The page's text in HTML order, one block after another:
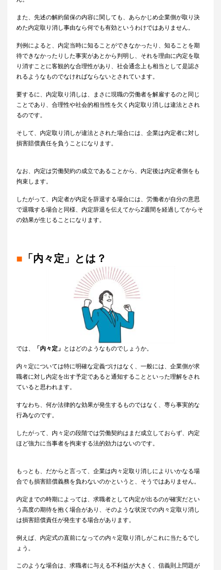
また、先述の解約留保の内容に関しても、あらかじめ企業側が取り決
めた内定取り消し事由なら何でも有効というわけではありません。
判例によると、内定当時に知ることができなかったり、知ることを期
待できなかったりした事実があとから判明し、それを理由に内定を取
り消すことに客観的な合理性があり、社会通念上も相当として是認さ
れるようなものでなければならないとされています。
要するに、内定取り消しは、まさに現職の労働者を解雇するのと同じ
ことであり、合理性や社会的相当性を欠く内定取り消しは違法とされ
るのです。
そして、内定取り消しが違法とされた場合には、企業は内定者に対し
損害賠償責任を負うことになります。
なお、内定は労働契約の成立であることから、内定後は内定者側をも
拘束します。
したがって、内定者が内定を辞退する場合には、労働者が自分の意思
で退職する場合と同様、内定辞退を伝えてから2週間を経過してからそ
の効果が生じることになります。
■ 「内々定」とは？
では、 「内々定」 とはどのようなものでしょうか。
内々定については特に明確な定義づけはなく、一般には、企業側が求
職者に対し内定を出す予定であると通知することといった理解をされ
ていると思われます。
すなわち、何か法律的な効果が発生するものではなく、専ら事実的な
行為なのです。
したがって、内々定の段階では労働契約はまだ成立しておらず、内定
ほど強力に当事者を拘束する法的効力はないのです。
もっとも、だからと言って、企業は内々定取り消しによりいかなる場
合でも損害賠償義務を負わないのかというと、そうではありません。
内定までの時期によっては、求職者として内定が出るのが確実だとい
う高度の期待を抱く場合があり、そのような状況での内々定取り消し
は損害賠償責任が発生する場合があります。
例えば、内定式の直前になっての内々定取り消しがこれに当たるでし
ょう。
このような場合は、求職者に与える不利益が大きく、信義則上問題が